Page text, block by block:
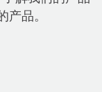
品。